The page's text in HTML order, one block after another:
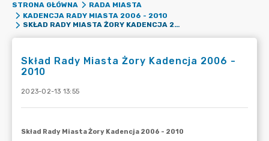
STRONA GŁÓWNA
RADA MIASTA
KADENCJA RADY MIASTA 2006 - 2010
SKŁAD RADY MIASTA ŻORY KADENCJA 2006 - 2010
Skład Rady Miasta Żory Kadencja 2006 -
2010
2023-02-13 13:55